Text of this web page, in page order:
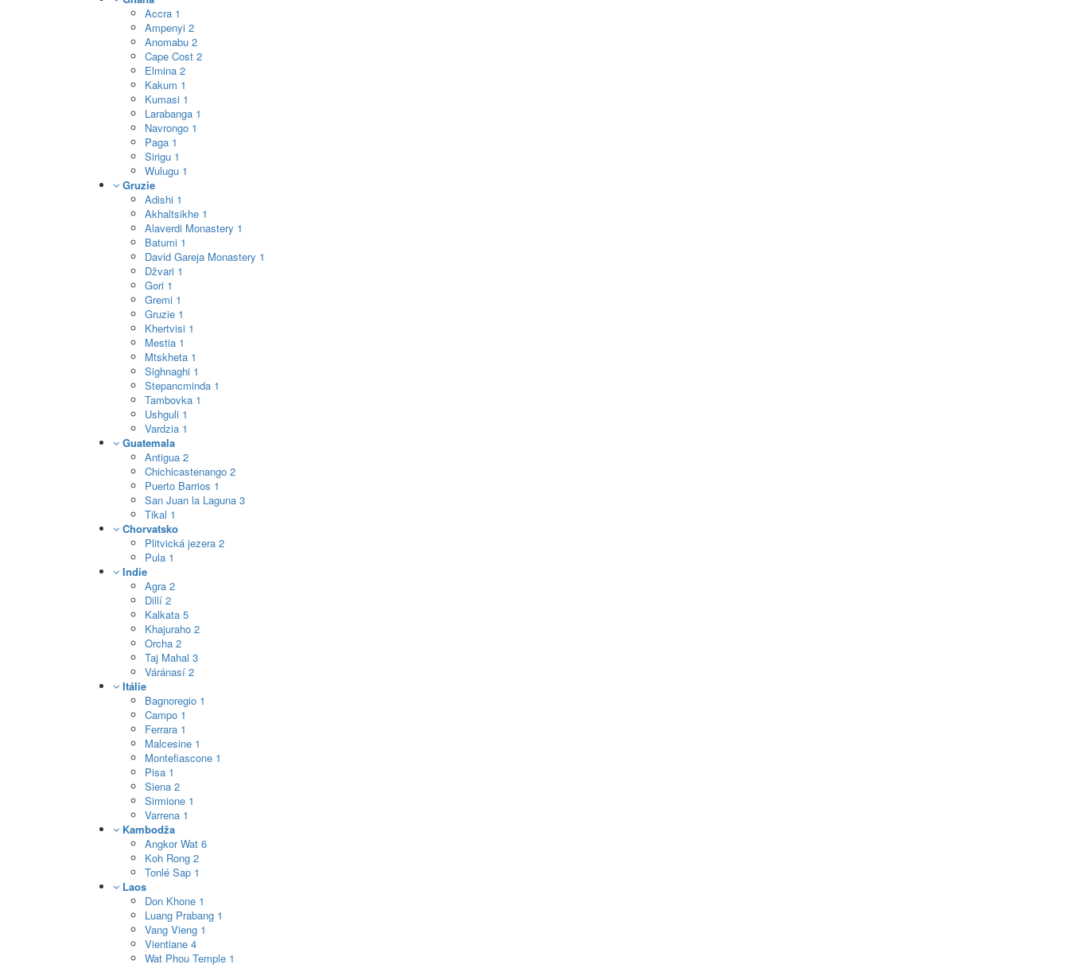
Accra 1
Ampenyi 2
Anomabu 2
Cape Cost 2
Elmina 2
Kakum 1
Kumasi 1
Larabanga 1
Navrongo 1
Paga 1
Sirigu 1
Wulugu 1
Gruzie
Adishi 1
Akhaltsikhe 1
Alaverdi Monastery 1
Batumi 1
David Gareja Monastery 1
Džvari 1
Gori 1
Gremi 1
Gruzie 1
Khertvisi 1
Mestia 1
Mtskheta 1
Sighnaghi 1
Stepancminda 1
Tambovka 1
Ushguli 1
Vardzia 1
Guatemala
Antigua 2
Chichicastenango 2
Puerto Barrios 1
San Juan la Laguna 3
Tikal 1
Chorvatsko
Plitvická jezera 2
Pula 1
Indie
Agra 2
Dillí 2
Kalkata 5
Khajuraho 2
Orcha 2
Taj Mahal 3
Váránasí 2
Itálie
Bagnoregio 1
Campo 1
Ferrara 1
Malcesine 1
Montefiascone 1
Pisa 1
Siena 2
Sirmione 1
Varrena 1
Kambodža
Angkor Wat 6
Koh Rong 2
Tonlé Sap 1
Laos
Don Khone 1
Luang Prabang 1
Vang Vieng 1
Vientiane 4
Wat Phou Temple 1